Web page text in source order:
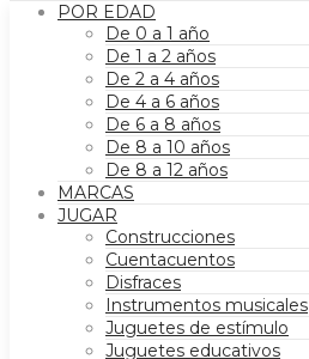
POR EDAD
De 0 a 1 año
De 1 a 2 años
De 2 a 4 años
De 4 a 6 años
De 6 a 8 años
De 8 a 10 años
De 8 a 12 años
MARCAS
JUGAR
Construcciones
Cuentacuentos
Disfraces
Instrumentos musicales
Juguetes de estímulo
Juguetes educativos